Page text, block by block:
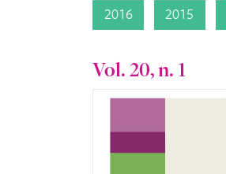
2016 2015
Vol. 20, n. 1